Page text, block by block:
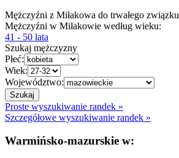
Mężczyźni z Miłakowa do trwałego związku
Mężczyźni w Miłakowie według wieku:
41 - 50 lata
Szukaj mężczyzny
Płeć:
Wiek:
Województwo:
Proste wyszukiwanie randek »
Szczegółowe wyszukiwanie randek »
Warmińsko-mazurskie w: